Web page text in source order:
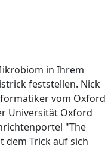
in Ihrem
feststellen. Nick
vom Oxford
Universität Oxford
"The
dem Trick auf sich